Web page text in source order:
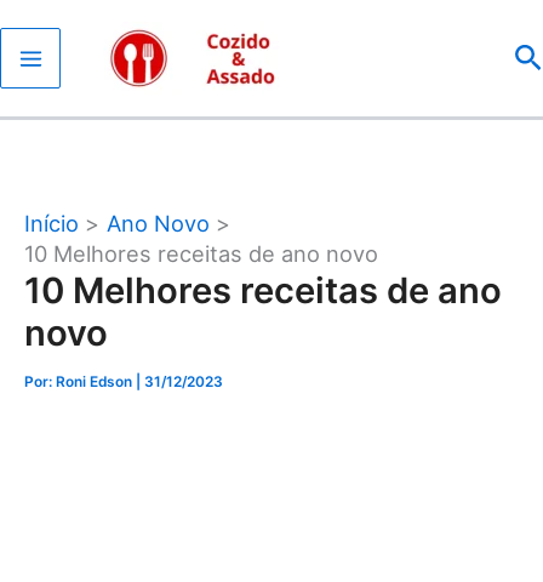
para
o
conteúdo
Início
Ano Novo
10 Melhores receitas de ano novo
10 Melhores receitas de ano
novo
Por: Roni Edson | 31/12/2023